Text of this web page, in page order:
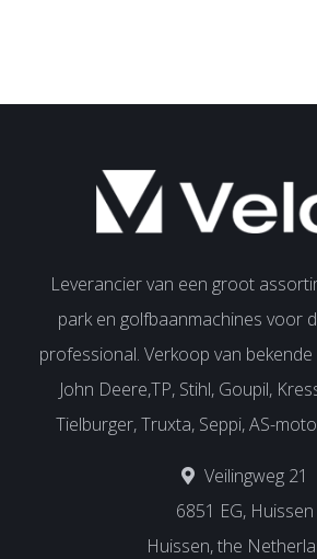
Leverancier van een groot
park en golfbaanmachines voor
professional. Verkoop van bekende
John Deere,TP, Stihl, Goupil,
Tielburger, Truxta, Seppi, AS-
Veilingweg 21
6851 EG, Huissen
Huissen, the